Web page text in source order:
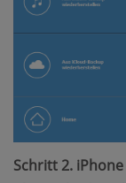
Schritt 2.